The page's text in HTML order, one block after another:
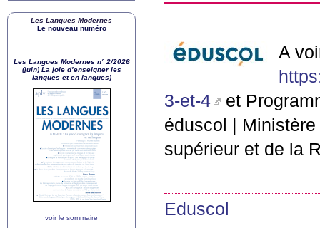
A
3-et-4
et
éduscol | Ministère
supérieur et de la
Eduscol
Les Langues Modernes
Le nouveau numéro
Les Langues Modernes n° 2/2026
(juin) La joie d’enseigner les
langues et en langues)
voir le sommaire